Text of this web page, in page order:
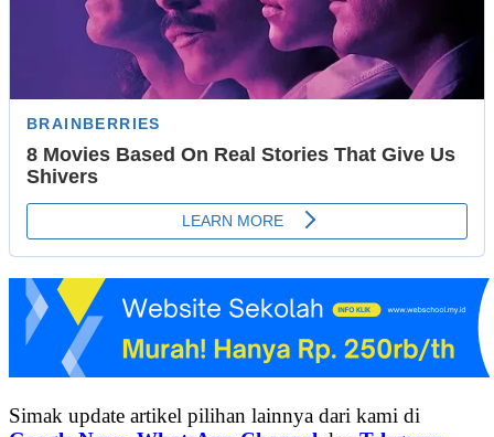
Simak update artikel pilihan lainnya dari kami di